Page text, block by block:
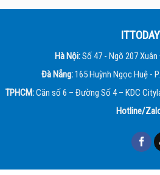
Hà Nội:Số 47 - Ngõ 207 Xuân
Đà Nẵng:165 Huỳnh Ngọc Huệ -
TPHCM:Căn số 6 – Đường Số 4 – KDC
Hotline/